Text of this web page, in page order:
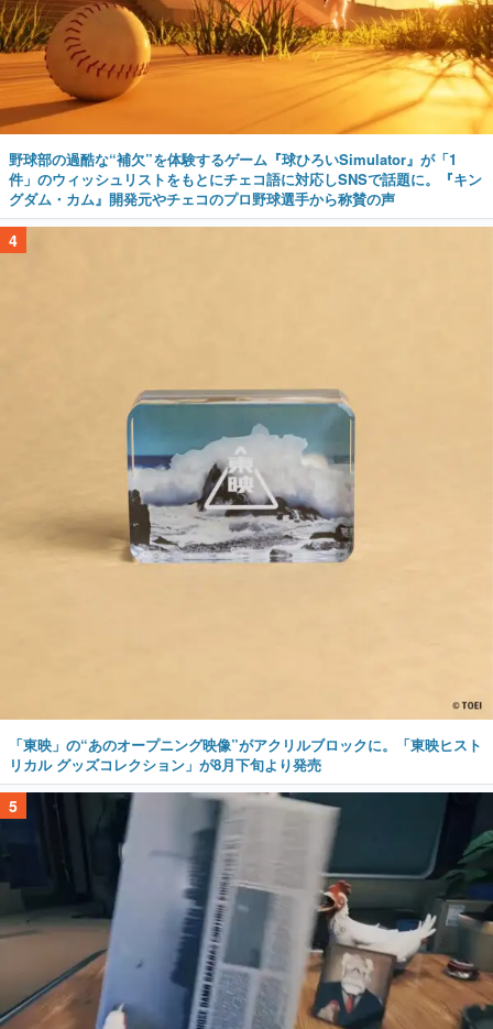
野球部の過酷な“補欠”を体験するゲーム『球ひろいSimulator』が「1
件」のウィッシュリストをもとにチェコ語に対応しSNSで話題に。『キン
グダム・カム』開発元やチェコのプロ野球選手から称賛の声
4
「東映」の“あのオープニング映像”がアクリルブロックに。「東映ヒスト
リカル グッズコレクション」が8月下旬より発売
5